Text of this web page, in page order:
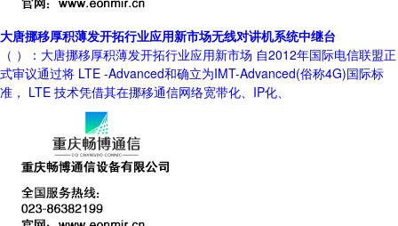
大唐挪移厚积薄发开拓行业应用新市场无线对讲机系统中继台
（ ）：大唐挪移厚积薄发开拓行业应用新市场 自2012年国际电信联盟正
式审议通过将 LTE -Advanced和确立为IMT-Advanced(俗称4G)国际标
准， LTE 技术凭借其在挪移通信网络宽带化、IP化、